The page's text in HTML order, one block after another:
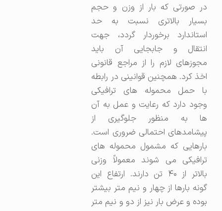
در صورتی که بار از وزن و حجم
بسیار بالاتری نسبت به حد
استاندارد برخوردار گردد، جهت
انتقال و جابجایی آن باید
مجوزهای لازم را از مراجع قانونی
اخذ کرد. همچنین قوانینی در رابطه
با حمل محموله های ترافیکی
وجود دارد که رعایت و عمل به آن
ها به منظور جلوگیری از
پیشامدهای احتمالی ضروری است.
بارهایی که مشمول محموله های
ترافیکی می شوند معمولاً وزنی
بالاتر از ۴۰ تن دارند. ارتفاع این
گونه بارها از چهار و نیم متر بیشتر
بوده و عرض بار نیز از دو و نیم متر